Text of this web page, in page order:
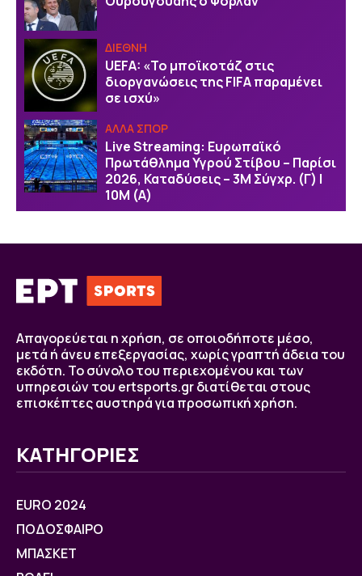
ΔΙΕΘΝΗ
UEFA: «Το μποϊκοτάζ στις
διοργανώσεις της FIFA παραμένει
σε ισχύ»
ΑΛΛΑ ΣΠΟΡ
Live Streaming: Ευρωπαϊκό
Πρωτάθλημα Υγρού Στίβου – Παρίσι
2026, Καταδύσεις – 3Μ Σύγχρ. (Γ) |
10Μ (Α)
Απαγορεύεται η χρήση, σε οποιοδήποτε μέσο,
μετά ή άνευ επεξεργασίας, χωρίς γραπτή άδεια του
εκδότη. Το σύνολο του περιεχομένου και των
υπηρεσιών του ertsports.gr διατίθεται στους
επισκέπτες αυστηρά για προσωπική χρήση.
ΚΑΤΗΓΟΡΙΕΣ
EURO 2024
ΠΟΔΟΣΦΑΙΡΟ
ΜΠΑΣΚΕΤ